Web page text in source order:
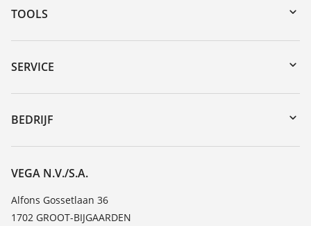
TOOLS
Downloads
Serienummer zoeken
DTM Collection/PACTware
SERVICE
Reparatieformulier instrument
Seminars
Bestendigheidslijst
TeamViewer
BEDRIJF
Vacature
Over VEGA
Contact
Nieuws
VEGA N.V./S.A.
Alfons Gossetlaan 36
1702 GROOT-BIJGAARDEN